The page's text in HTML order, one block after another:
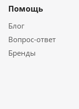
Помощь
Блог
Вопрос-ответ
Бренды